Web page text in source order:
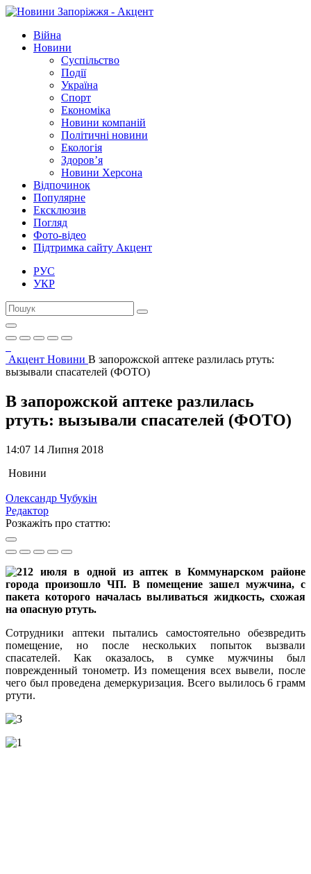
Війна
Новини
Суспільство
Події
Україна
Спорт
Економіка
Новини компаній
Політичні новини
Екологія
Здоров’я
Новини Херсона
Відпочинок
Популярне
Ексклюзив
Погляд
Фото-відео
Підтримка сайту Акцент
РУС
УКР
Акцент Новини В запорожской аптеке разлилась ртуть:
вызывали спасателей (ФОТО)
В запорожской аптеке разлилась
ртуть: вызывали спасателей (ФОТО)
14:07 14 Липня 2018
Новини
Олександр Чубукін
Редактор
Розкажіть про статтю:
12 июля в одной из аптек в Коммунарском районе
города произошло ЧП. В помещение зашел мужчина, с
пакета которого началась выливаться жидкость, схожая
на опасную ртуть.
Сотрудники аптеки пытались самостоятельно обезвредить
помещение, но после нескольких попыток вызвали
спасателей. Как оказалось, в сумке мужчины был
поврежденный тонометр. Из помещения всех вывели, после
чего был проведена демеркуризация. Всего вылилось 6 грамм
ртути.